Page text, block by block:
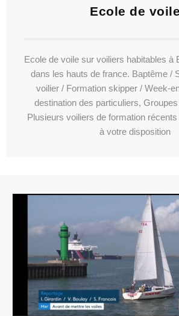
Ecole de voile
Ecole de voile sur voiliers habitables à
dans les hauts de france. Baptême /
voilier / Formation skipper / Week-
destination des particuliers,
Plusieurs voiliers de formation
à votre disposition